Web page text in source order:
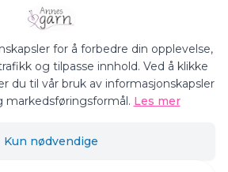
19, 2750 Gran
Org.nr. 994050613
for å forbedre din opplevelse,
og tilpasse innhold. Ved å klikke
du til vår bruk av informasjonskapsler
markedsføringsformål. Les mer
Kun nødvendige